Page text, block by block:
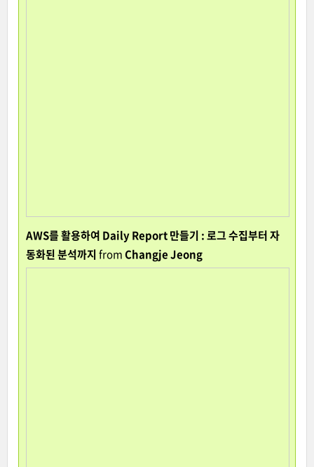
AWS를 활용하여 Daily Report 만들기 : 로그 수집부터 자
동화된 분석까지 fromChangje Jeong